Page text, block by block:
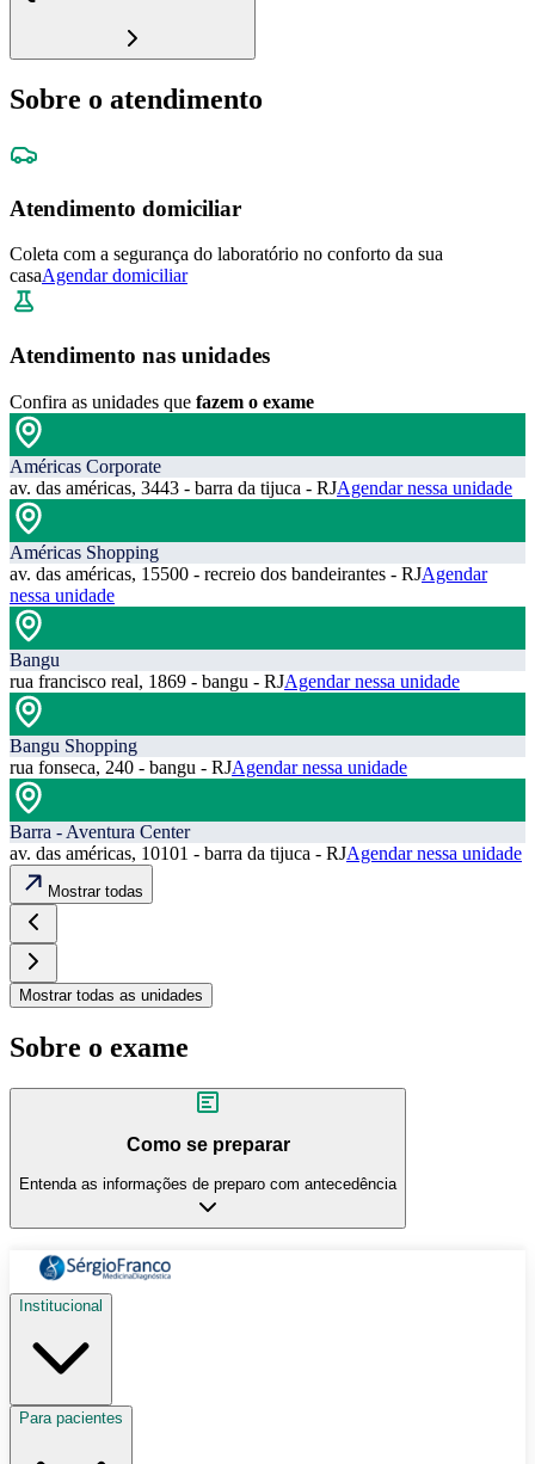
Sobre o atendimento
Atendimento domiciliar
Coleta com a segurança do laboratório no conforto da sua
casaAgendar domiciliar
Atendimento nas unidades
Confira as unidades que fazem o exame
Américas Corporate
av. das américas, 3443 - barra da tijuca - RJAgendar nessa unidade
Américas Shopping
av. das américas, 15500 - recreio dos bandeirantes - RJAgendar
nessa unidade
Bangu
rua francisco real, 1869 - bangu - RJAgendar nessa unidade
Bangu Shopping
rua fonseca, 240 - bangu - RJAgendar nessa unidade
Barra - Aventura Center
av. das américas, 10101 - barra da tijuca - RJAgendar nessa unidade
Mostrar todas
Mostrar todas as unidades
Sobre o exame
Como se preparar
Entenda as informações de preparo com antecedência
Institucional
Para pacientes